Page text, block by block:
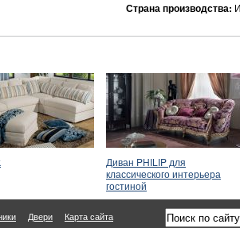
Страна производства:
Диван PHILIP для
классического интерьера
гостиной
Двери Карта сайта